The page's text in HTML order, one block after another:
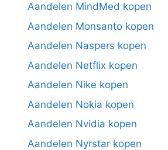
Aandelen MindMed kopen
Aandelen Monsanto kopen
Aandelen Naspers kopen
Aandelen Netflix kopen
Aandelen Nike kopen
Aandelen Nokia kopen
Aandelen Nvidia kopen
Aandelen Nyrstar kopen